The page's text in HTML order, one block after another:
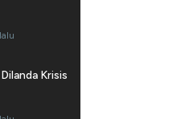
Krisis